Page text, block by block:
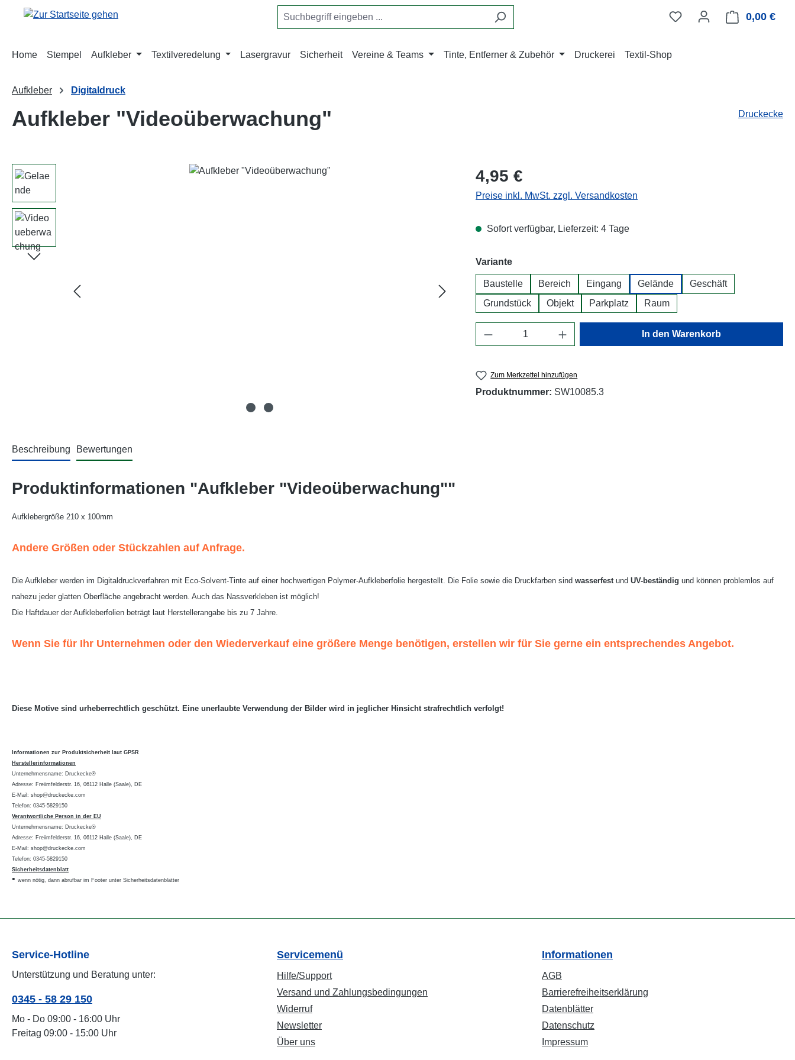
Hauptinhalt springen
Zur Suche springen
Zur Hauptnavigation springen 0,00 €
Home Stempel Aufkleber Textilveredelung Lasergravur Sicherheit Vereine & Teams Tinte, Entferner & Zubehör Druckerei Textil-Shop
Aufkleber Digitaldruck
Aufkleber "Videoüberwachung" Druckecke
Bildergalerie überspringen Regulärer Preis:
4,95 €
Preise inkl. MwSt. zzgl. Versandkosten
Sofort verfügbar, Lieferzeit: 4 Tage
Varianteauswählen
Baustelle Bereich Eingang Gelände
Geschäft
Grundstück
Objekt Parkplatz Raum
Produkt Anzahl: Gib den gewünschten Wert ein
In den Warenkorb
Zum Merkzettel hinzufügen
Produktnummer: SW10085.3
Beschreibung Bewertungen
Produktinformationen "Aufkleber "Videoüberwachung""
Aufklebergröße 210 x 100mm
Andere Größen oder Stückzahlen auf Anfrage.
Die Aufkleber werden im Digitaldruckverfahren mit Eco-Solvent-Tinte auf einer hochwertigen Polymer-Aufkleberfolie hergestellt. Die Folie sowie die Druckfarben sind wasserfestund UV-beständig und können problemlos auf
nahezu jeder glatten Oberfläche angebracht werden. Auch das Nassverkleben ist möglich!
Die Haftdauer der Aufkleberfolien beträgt laut Herstellerangabe bis zu 7 Jahre.
Wenn Sie für Ihr Unternehmen oder den Wiederverkauf eine größere Menge benötigen, erstellen wir für Sie gerne ein entsprechendes Angebot.
Diese Motive sind urheberrechtlich geschützt. Eine unerlaubte Verwendung der Bilder wird in jeglicher Hinsicht strafrechtlich verfolgt!
Informationen zur Produktsicherheit laut GPSR
Herstellerinformationen
Unternehmensname: Druckecke®
Adresse: Freiimfelderstr. 16, 06112 Halle (Saale), DE
E-Mail: shop@druckecke.com
Telefon: 0345-5829150
Verantwortliche Person in der EU
Unternehmensname: Druckecke®
Adresse: Freiimfelderstr. 16, 06112 Halle (Saale), DE
E-Mail: shop@druckecke.com
Telefon: 0345-5829150
Sicherheitsdatenblatt
• wenn nötig, dann abrufbar im Footer unter Sicherheitsdatenblätter
Service-Hotline
Unterstützung und Beratung unter:
0345 - 58 29 150
Mo - Do 09:00 - 16:00 Uhr
Freitag 09:00 - 15:00 Uhr
Servicemenü
Hilfe/Support
Versand und Zahlungsbedingungen
Widerruf
Newsletter
Über uns
Informationen
AGB
Barrierefreiheitserklärung
Datenblätter
Datenschutz
Impressum